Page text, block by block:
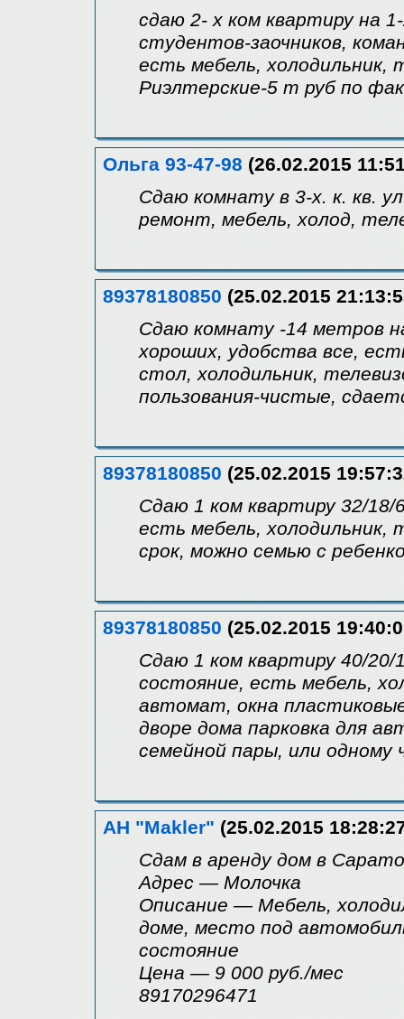
сдаю 2- х ком квартиру на
студентов-заочников,
есть мебель,
Риэлтерские-5 т руб по
Ольга 93-47-98 (26.02.2015
Сдаю комнату в 3-х. к. кв.
ремонт, мебель, холод,
89378180850 (25.02.2015
Сдаю комнату -14 метров
хороших, удобства все,
стол, холодильник,
пользования-чистые,
89378180850 (25.02.2015
Сдаю 1 ком квартиру 32/
есть мебель, холодильник,
срок, можно семью с
89378180850 (25.02.2015
Сдаю 1 ком квартиру 40/
состояние, есть мебель,
автомат, окна
дворе дома парковка для
семейной пары, или одному
АН "Makler" (25.02.2015
Сдам в аренду дом в
Адрес — Молочка
Описание — Мебель,
доме, место под
состояние
Цена — 9 000 руб./мес
89170296471